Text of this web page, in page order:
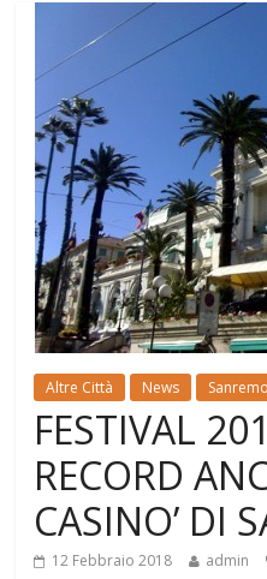
Altre Città News Sanremo
FESTIVAL
RECORD
CASINO’ DI
12 Febbraio 2018 admin